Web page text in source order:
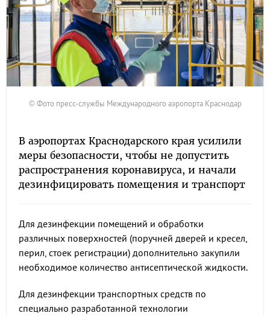
© Фото пресс-службы Международного аэропорта Краснодар
В аэропортах Краснодарского края усилили
меры безопасности, чтобы не допустить
распространения коронавируса, и начали
дезинфицировать помещения и транспорт
Для дезинфекции помещений и обработки
различных поверхностей (поручней дверей и кресел,
перил, стоек регистрации) дополнительно закупили
необходимое количество антисептической жидкости.
Для дезинфекции транспортных средств по
специально разработанной технологии